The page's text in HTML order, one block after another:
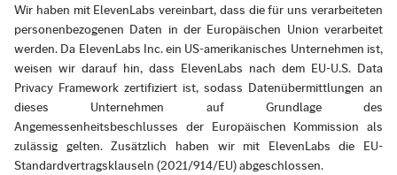
Wir haben mit ElevenLabs vereinbart, dass die für uns verarbeiteten
personenbezogenen Daten in der Europäischen Union verarbeitet
werden. Da ElevenLabs Inc. ein US-amerikanisches Unternehmen ist,
weisen wir darauf hin, dass ElevenLabs nach dem EU-U.S. Data
Privacy Framework zertifiziert ist, sodass Datenübermittlungen an
dieses Unternehmen auf Grundlage des
Angemessenheitsbeschlusses der Europäischen Kommission als
zulässig gelten. Zusätzlich haben wir mit ElevenLabs die EU-
Standardvertragsklauseln (2021/914/EU) abgeschlossen.